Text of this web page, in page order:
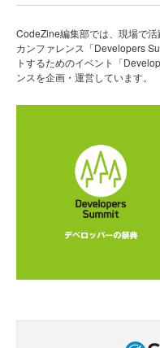
CodeZine編集部では、現場で
カンファレンス「Developers
トするためのイベント「
ンスを企画・運営しています。